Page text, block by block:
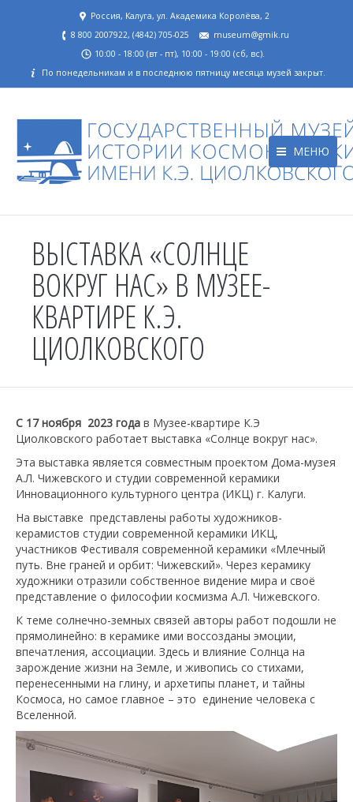
Россия, Калуга, ул. Академика Королёва, 2
8 800 2007922, (4842) 705-025
museum@gmik.ru
10:00 - 18:00 (вт - пт), 10:00 - 19:00 (сб, вс).
По понедельникам и в последнюю пятницу месяца музей закрыт.
МЕНЮ
ВЫСТАВКА «СОЛНЦЕ
ВОКРУГ НАС» В МУЗЕЕ-
КВАРТИРЕ К.Э.
ЦИОЛКОВСКОГО
С 17 ноября 2023 года в Музее-квартире К.Э
Циолковского работает выставка «Солнце вокруг нас».
Эта выставка является совместным проектом Дома-музея
А.Л. Чижевского и студии современной керамики
Инновационного культурного центра (ИКЦ) г. Калуги.
На выставке представлены работы художников-
керамистов студии современной керамики ИКЦ,
участников Фестиваля современной керамики «Млечный
путь. Вне граней и орбит: Чижевский». Через керамику
художники отразили собственное видение мира и своё
представление о философии космизма А.Л. Чижевского.
К теме солнечно-земных связей авторы работ подошли не
прямолинейно: в керамике ими воссозданы эмоции,
впечатления, ассоциации. Здесь и влияние Солнца на
зарождение жизни на Земле, и живопись со стихами,
перенесенными на глину, и архетипы планет, и тайны
Космоса, но самое главное – это единение человека с
Вселенной.